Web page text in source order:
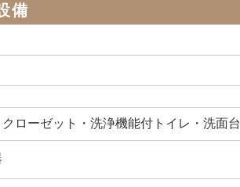
備
ローゼット・洗浄機能付トイレ・洗面台